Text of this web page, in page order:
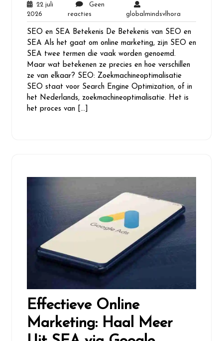
22 juli
2026
juli
2026
Geen
reactiesGeen
reacties
globalmindsvlhora
SEO en SEA Betekenis De Betekenis van SEO en
SEA Als het gaat om online marketing, zijn SEO en
SEA twee termen die vaak worden genoemd.
Maar wat betekenen ze precies en hoe verschillen
ze van elkaar? SEO: Zoekmachineoptimalisatie
SEO staat voor Search Engine Optimization, of in
het Nederlands, zoekmachineoptimalisatie. Het is
het proces van […]
Effectieve Online
Marketing: Haal Meer